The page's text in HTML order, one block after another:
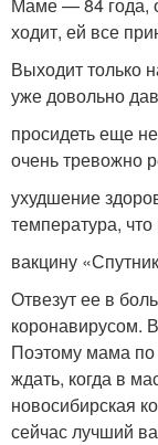
ходит, ей все
Выходит только
уже довольно
просидеть еще
очень тревожно
ухудшение
температура,
вакцину
Отвезут ее в
коронавирусом.
Поэтому мама по
ждать, когда в
новосибирская
сейчас лучший